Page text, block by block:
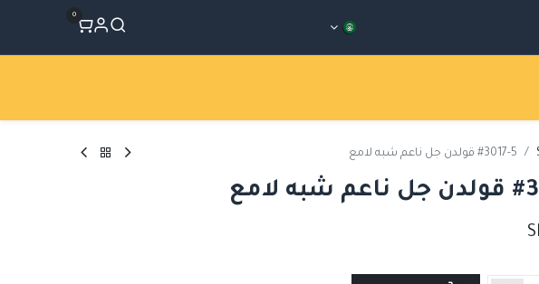
0
#3017-5 قولدن جل ناعم شبه لامع
لامع